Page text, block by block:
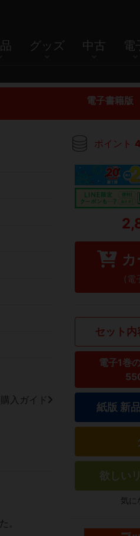
グッズ 中古 電
電子書籍版
入ガイド
。
ポイント 4
(電
セット
電子1巻
紙版 新品
欲しい
気に